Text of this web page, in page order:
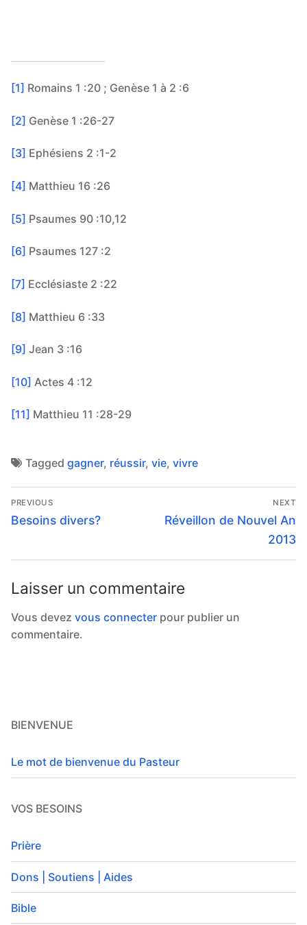
[1] Romains 1 :20 ; Genèse 1 à 2 :6
[2] Genèse 1 :26-27
[3] Ephésiens 2 :1-2
[4] Matthieu 16 :26
[5] Psaumes 90 :10,12
[6] Psaumes 127 :2
[7] Ecclésiaste 2 :22
[8] Matthieu 6 :33
[9] Jean 3 :16
[10] Actes 4 :12
[11] Matthieu 11 :28-29
Tagged gagner, réussir, vie, vivre
Navigation
de
PREVIOUS
Previous
Besoins divers?
NEXT
Next
Réveillon de Nouvel An
2013
Laisser un commentaire
Vous devez vous connecter pour publier un
commentaire.
BIENVENUE
Le mot de bienvenue du Pasteur
VOS BESOINS
Prière
Dons | Soutiens | Aides
Bible